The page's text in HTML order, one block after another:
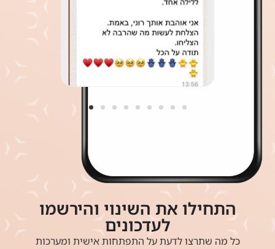
התחילו את השינוי והירשמו
לעדכונים
כל מה שתרצו לדעת על התפתחות אישית ומערכות